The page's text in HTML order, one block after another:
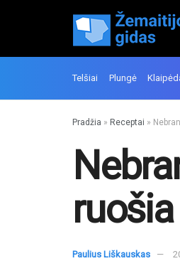
Telšiai Plungė
Pradžia » Receptai »
Paulius Liškauskas